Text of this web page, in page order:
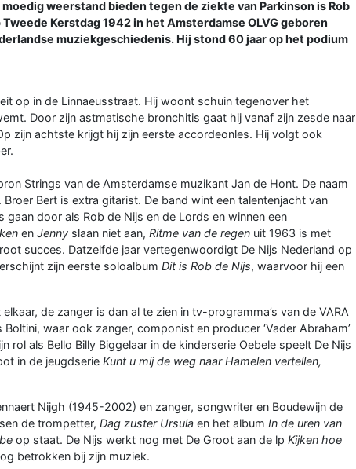
moedig weerstand bieden tegen de ziekte van Parkinson is Rob
Kerstdag 1942 in het Amsterdamse OLVG geboren
muziekgeschiedenis. Hij stond 60 jaar op het podium
op in de Linnaeusstraat. Hij woont schuin tegenover het
Door zijn astmatische bronchitis gaat hij vanaf zijn zesde naar
zijn achtste krijgt hij zijn eerste accordeonles. Hij volgt ook
Strings van de Amsterdamse muzikant Jan de Hont. De naam
Bert is extra gitarist. De band wint een talentenjacht van
gaan door als Rob de Nijs en de Lords en winnen een
en Jenny slaan niet aan, Ritme van de regen uit 1963 is met
succes. Datzelfde jaar vertegenwoordigt De Nijs Nederland op
zijn eerste soloalbum Dit is Rob de Nijs, waarvoor hij een
de zanger is dan al te zien in tv-programma’s van de VARA
waar ook zanger, componist en producer ‘Vader Abraham’
rol als Bello Billy Biggelaar in de kinderserie Oebele speelt De Nijs
in de jeugdserie Kunt u mij de weg naar Hamelen vertellen,
Nijgh (1945-2002) en zanger, songwriter en Boudewijn de
de trompetter, Dag zuster Ursula en het album In de uren van
op staat. De Nijs werkt nog met De Groot aan de lp Kijken hoe
betrokken bij zijn muziek.